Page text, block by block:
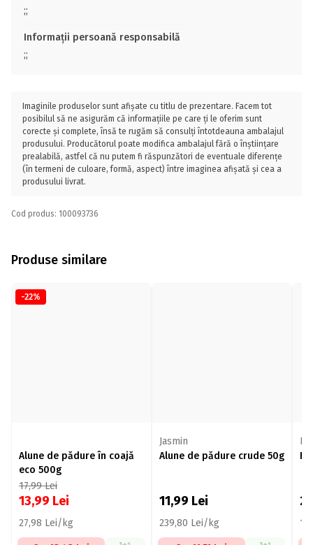
;;
Informații persoană responsabilă
;;
Imaginile produselor sunt afișate cu titlu de prezentare. Facem tot
posibilul să ne asigurăm că informațiile pe care ți le oferim sunt
corecte și complete, însă te rugăm să consulți întotdeauna ambalajul
produsului. Producătorul poate modifica ambalajul fără o înștiințare
prealabilă, astfel că nu putem fi răspunzători de eventuale diferențe
(în termeni de culoare, formă, aspect) între imaginea afișată și cea a
produsului livrat.
Cod produs: 100093736
Produse similare
-22%
Alune de pădure în coajă
eco 500g
17,99Lei
13,99 Lei
27,98 Lei/kg
Jasmin
Alune de pădure crude 50g
11,99 Lei
239,80 Lei/kg